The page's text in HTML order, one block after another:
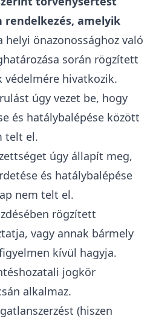
amelyik
helyi önazonossághoz való
során rögzített
hivatkozik.
úgy vezet be, hogy
és hatálybalépése között
telt el.
úgy állapít meg,
és hatálybalépése
nem telt el.
rögzített
vagy annak bármely
kívül hagyja.
jogkör
alkalmaz.
(hiszen